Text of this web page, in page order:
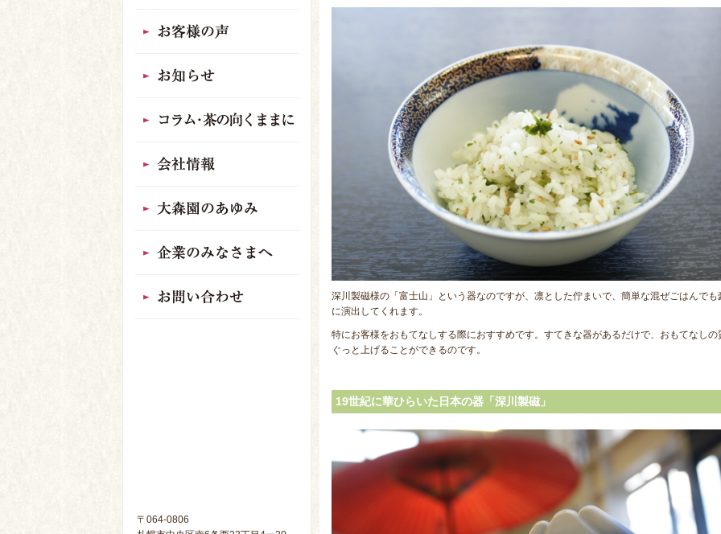
深川製磁様の「富士山」という器なのですが、凛とした佇まいで、簡単な混ぜごはんでも
に演出してくれます。
特にお客様をおもてなしする際におすすめです。すてきな器があるだけで、おもてなしの
ぐっと上げることができるのです。
19世紀に華ひらいた日本の器「深川製磁」
〒064-0806